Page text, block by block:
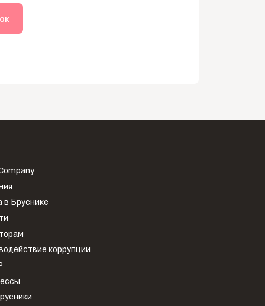
в Бруснике
коррупции